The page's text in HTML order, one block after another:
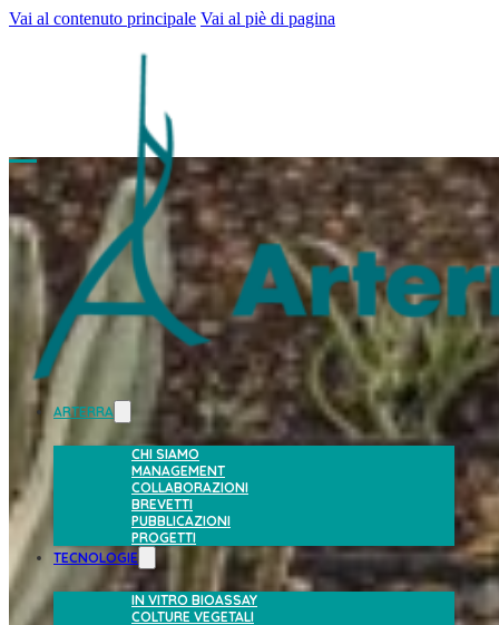
Vai al contenuto principale Vai al piè di pagina
ARTERRA
CHI SIAMO
MANAGEMENT
COLLABORAZIONI
BREVETTI
PUBBLICAZIONI
PROGETTI
TECNOLOGIE
IN VITRO BIOASSAY
COLTURE VEGETALI